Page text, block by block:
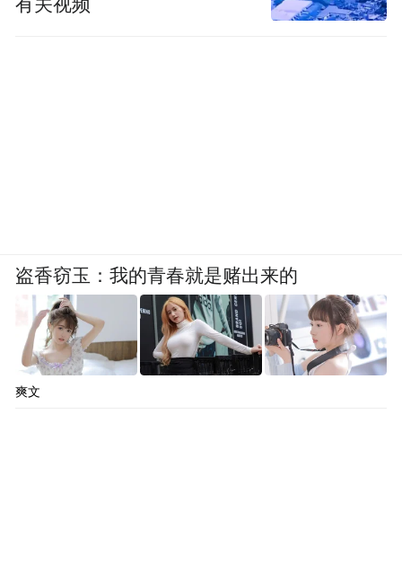
有关视频
盗香窃玉：我的青春就是赌出来的
爽文